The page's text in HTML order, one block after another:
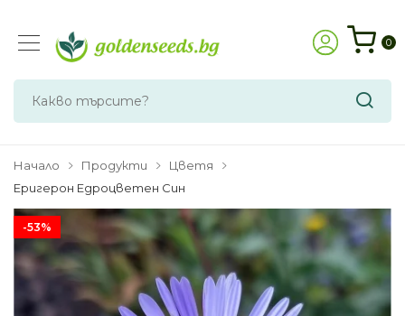
0
Начало Продукти
Цветя
Еригерон Едроцветен Син
-53%